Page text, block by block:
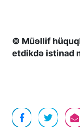
© Müəllif
etdikdə istinad